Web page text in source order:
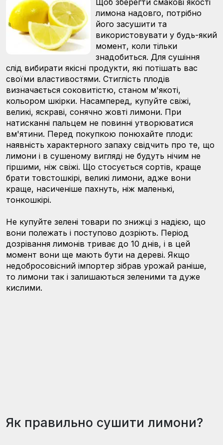
Щоб зберегти смакові якості
лимона надовго, потрібно
його засушити та
використовувати у будь-який
момент, коли тільки
знадобиться. Для сушіння
слід вибирати якісні продукти, які потішать вас
своїми властивостями. Стиглість плодів
визначається соковитістю, станом м'якоті,
кольором шкірки. Насамперед, купуйте свіжі,
великі, яскраві, сонячно жовті лимони. При
натисканні пальцем не повинні утворюватися
вм'ятини. Перед покупкою понюхайте плоди:
наявність характерного запаху свідчить про те, що
лимони і в сушеному вигляді не будуть нічим не
гіршими, ніж свіжі. Що стосується сортів, краще
брати товстошкірі, великі лимони, адже вони
краще, насиченіше пахнуть, ніж маленькі,
тонкошкірі.
Не купуйте зелені товари по знижці з надією, що
вони полежать і поступово дозріють. Період
дозрівання лимонів триває до 10 днів, і в цей
момент вони ще мають бути на дереві. Якщо
недобросовісний імпортер зібрав урожай раніше,
то лимони так і залишаються зеленими та дуже
кислими.
Як правильно сушити лимони?